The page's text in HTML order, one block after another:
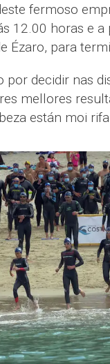
fermoso
12.00 horas e
Ézaro, para
por decidir nas
mellores
están moi